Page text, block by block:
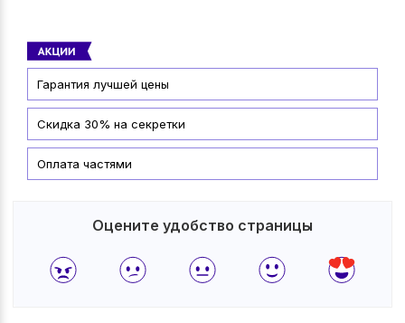
Гарантия лучшей цены
Скидка 30% на секретки
Оплата частями
Оцените удобство страницы